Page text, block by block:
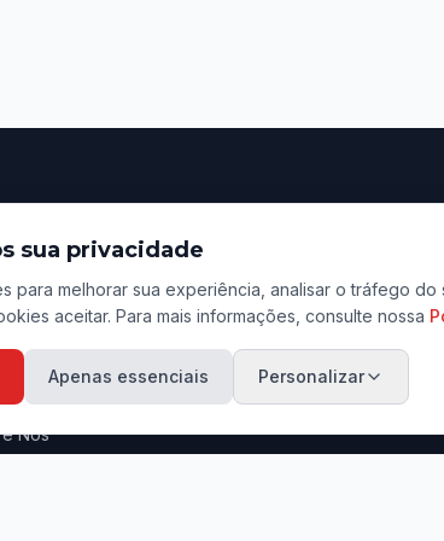
para Venda
para Aluguel
seu Imóvel
Nós
Rua
Centro,
(14)
sua privacidade
para melhorar sua experiência, analisar o tráfego
aceitar. Para mais informações, consulte nossa
Apenas essenciais Personalizar